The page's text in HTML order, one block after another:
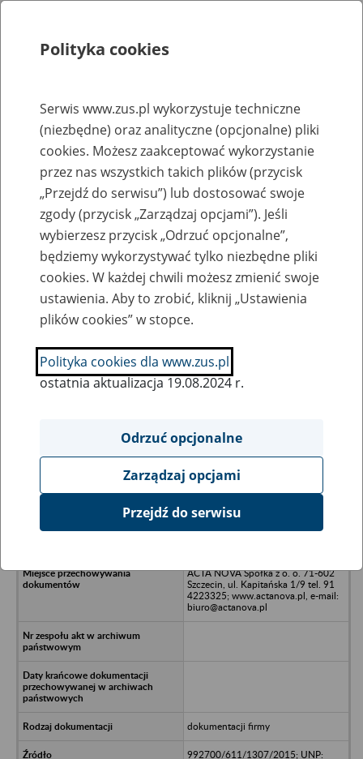
Rejestry, ewidencje i archiwa
Baza zlikwidowanych lub
przekształconych zakładów pracy
Nazwa zakładu pracy:
SZUKAJ
Ukryj wszystkie pozycje bazy
Nutwell Logistics LTD. Wielka
ACTA NOVA Spółka z o. o. 71-602
Szczecin, ul. Kapitańska 1/9 tel. 91
4223325; www.actanova.pl, e-mail:
biuro@actanova.pl
dokumentacji firmy
992700/611/1307/2015; UNP:
Polityka cookies
Serwis www.zus.pl wykorzystuje techniczne
(niezbędne) oraz analityczne (opcjonalne) pliki
cookies. Możesz zaakceptować wykorzystanie
przez nas wszystkich takich plików (przycisk
„Przejdź do serwisu”) lub dostosować swoje
zgody (przycisk „Zarządzaj opcjami”). Jeśli
wybierzesz przycisk „Odrzuć opcjonalne”,
będziemy wykorzystywać tylko niezbędne pliki
cookies. W każdej chwili możesz zmienić swoje
ustawienia. Aby to zrobić, kliknij „Ustawienia
plików cookies” w stopce.
Polityka cookies dla www.zus.pl
ostatnia aktualizacja 19.08.2024 r.
Odrzuć opcjonalne
Zarządzaj opcjami
Przejdź do serwisu